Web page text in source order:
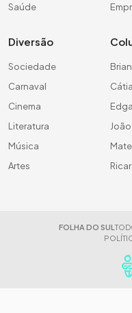
Saúde
Diversão
Sociedade
Carnaval
Cinema
Literatura
Música
Artes
FOLHA DO SUL